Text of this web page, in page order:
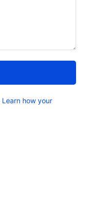
Learn how your